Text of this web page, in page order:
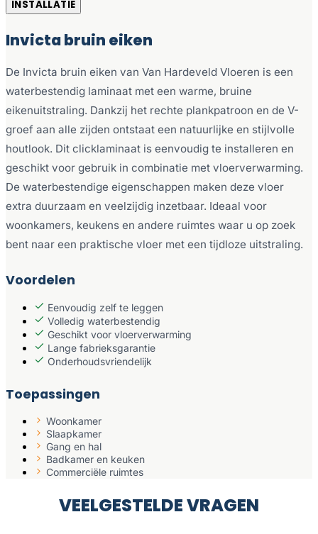
INSTALLATIE
Invicta bruin eiken
De Invicta bruin eiken van Van Hardeveld Vloeren is een
waterbestendig laminaat met een warme, bruine
eikenuitstraling. Dankzij het rechte plankpatroon en de V-
groef aan alle zijden ontstaat een natuurlijke en stijlvolle
houtlook. Dit clicklaminaat is eenvoudig te installeren en
geschikt voor gebruik in combinatie met vloerverwarming.
De waterbestendige eigenschappen maken deze vloer
extra duurzaam en veelzijdig inzetbaar. Ideaal voor
woonkamers, keukens en andere ruimtes waar u op zoek
bent naar een praktische vloer met een tijdloze uitstraling.
Voordelen
Eenvoudig zelf te leggen
Volledig waterbestendig
Geschikt voor vloerverwarming
Lange fabrieksgarantie
Onderhoudsvriendelijk
Toepassingen
Woonkamer
Slaapkamer
Gang en hal
Badkamer en keuken
Commerciële ruimtes
VEELGESTELDE VRAGEN